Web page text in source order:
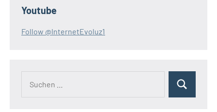
Youtube
Follow @InternetEvoluz1
Suchen